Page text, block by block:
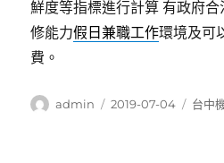
鮮度等指標進行計算 有政府合
修能力假日兼職工作環境及可
費。
作
admin
發
2019-07-04
分
台中